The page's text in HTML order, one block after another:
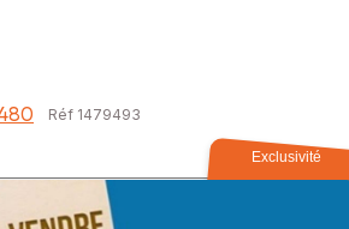
Réf 1479493
Exclusivité